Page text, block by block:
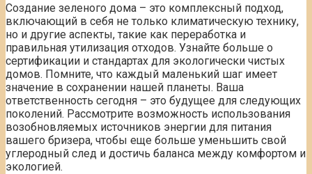
Создание зеленого дома – это комплексный подход,
включающий в себя не только климатическую технику,
но и другие аспекты, такие как переработка и
правильная утилизация отходов. Узнайте больше о
сертификации и стандартах для экологически чистых
домов. Помните, что каждый маленький шаг имеет
значение в сохранении нашей планеты. Ваша
ответственность сегодня – это будущее для следующих
поколений. Рассмотрите возможность использования
возобновляемых источников энергии для питания
вашего бризера, чтобы еще больше уменьшить свой
углеродный след и достичь баланса между комфортом и
экологией.